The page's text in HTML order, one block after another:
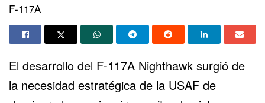
F-117A
El desarrollo del F-117A Nighthawk surgió de
la necesidad estratégica de la USAF de